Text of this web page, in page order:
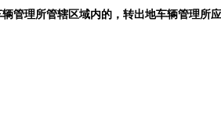
管理所管辖区域内的，转出地车辆管理所